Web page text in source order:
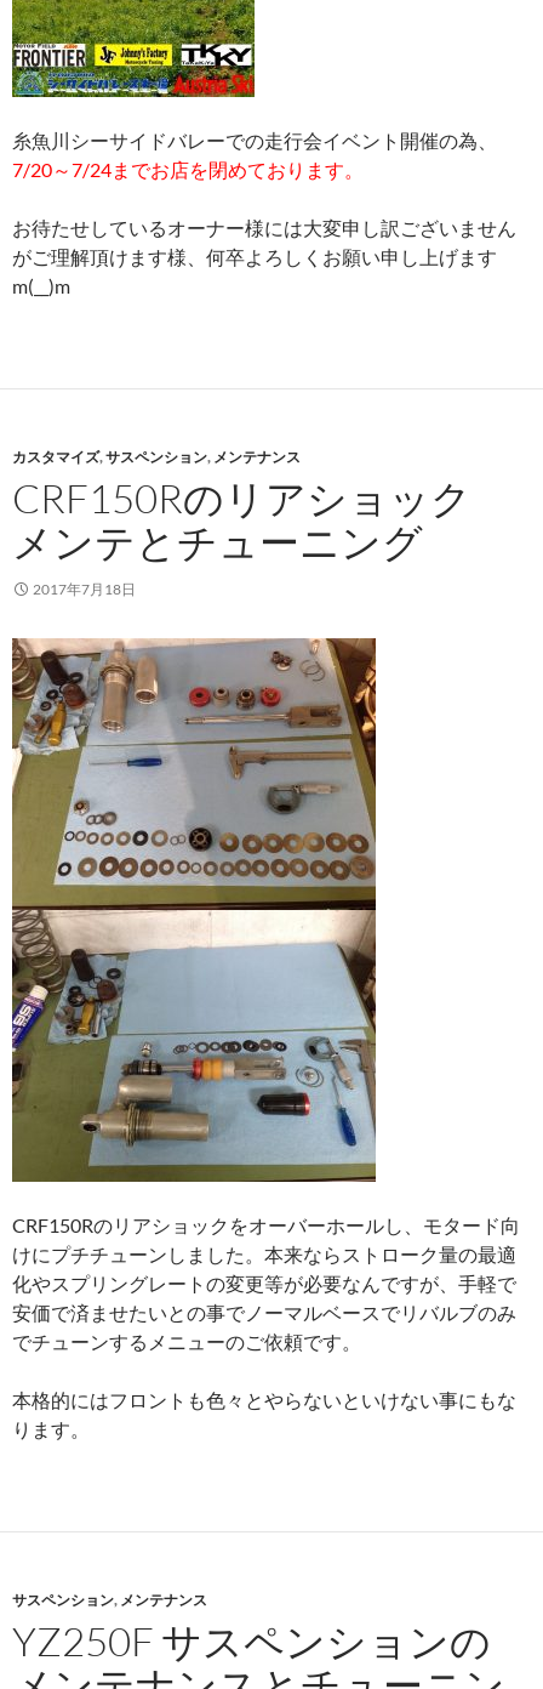
糸魚川シーサイドバレーでの走行会イベント開催の為、
7/20～7/24までお店を閉めております。
お待たせしているオーナー様には大変申し訳ございません
がご理解頂けます様、何卒よろしくお願い申し上げます
m(__)m
カスタマイズ,サスペンション, メンテナンス
CRF150Rのリアショック
メンテとチューニング
2017年7月18日
CRF150Rのリアショックをオーバーホールし、モタード向
けにプチチューンしました。本来ならストローク量の最適
化やスプリングレートの変更等が必要なんですが、手軽で
安価で済ませたいとの事でノーマルベースでリバルブのみ
でチューンするメニューのご依頼です。
本格的にはフロントも色々とやらないといけない事にもな
ります。
サスペンション, メンテナンス
YZ250F サスペンションの